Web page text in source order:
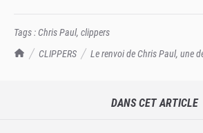
TrashTalk Actu NBA
CLIPPERS
Le renvoi de Chris Paul, une
Tags :Chris Paul, clippers
DANS CET ARTICLE